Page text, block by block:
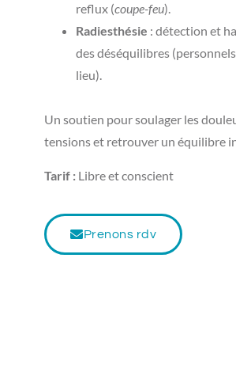
reflux (coupe-feu).
Radiesthésie : détection et
des déséquilibres
lieu).
Un soutien pour soulager les
tensions et retrouver un équilibre
Tarif : Libre et conscient
Prenons rdv